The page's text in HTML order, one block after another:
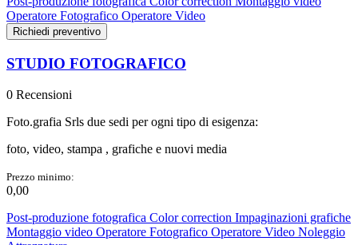
Operatore Fotografico Operatore Video
Richiedi preventivo
STUDIO FOTOGRAFICO
0 Recensioni
Foto.grafia Srls due sedi per ogni tipo di esigenza:
foto, video, stampa , grafiche e nuovi media
Prezzo minimo:
0,00
Post-produzione fotografica Color correction Impaginazioni grafiche
Montaggio video Operatore Fotografico Operatore Video Noleggio